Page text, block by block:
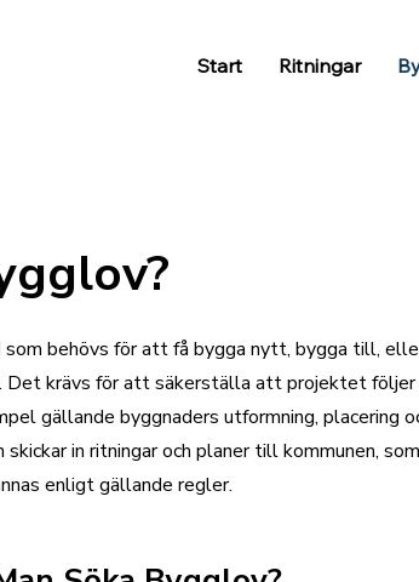
Start Ritningar
behövs för att få bygga nytt, bygga till,
Det krävs för att säkerställa att projektet följer
gällande byggnaders utformning, placering
in ritningar och planer till kommunen,
enligt gällande regler.